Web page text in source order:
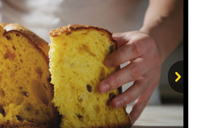
Next